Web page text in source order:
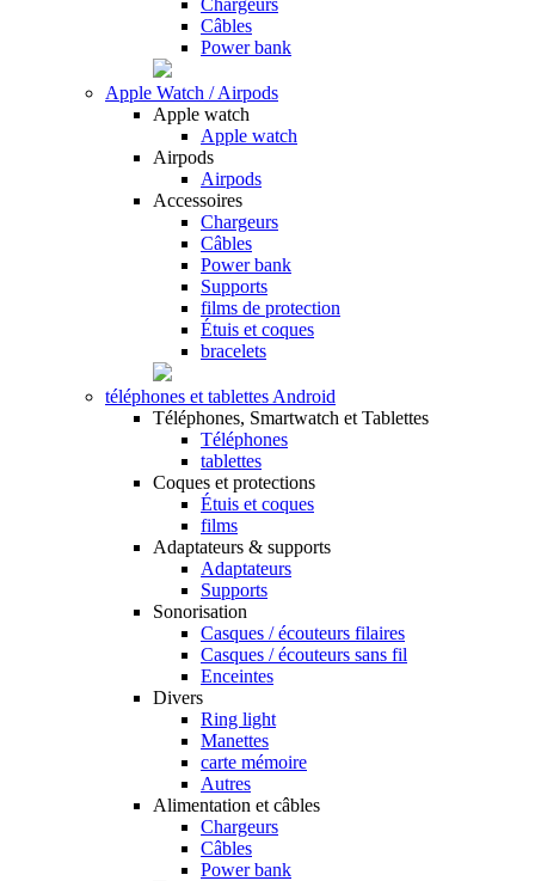
Chargeurs
Câbles
Power bank
Apple Watch / Airpods
Apple watch
Apple watch
Airpods
Airpods
Accessoires
Chargeurs
Câbles
Power bank
Supports
films de protection
Étuis et coques
bracelets
téléphones et tablettes Android
Téléphones, Smartwatch et Tablettes
Téléphones
tablettes
Coques et protections
Étuis et coques
films
Adaptateurs & supports
Adaptateurs
Supports
Sonorisation
Casques / écouteurs filaires
Casques / écouteurs sans fil
Enceintes
Divers
Ring light
Manettes
carte mémoire
Autres
Alimentation et câbles
Chargeurs
Câbles
Power bank